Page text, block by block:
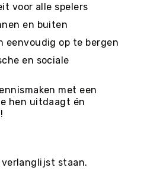
voor alle spelers
en buiten
eenvoudig op te bergen
en sociale
met een
hen uitdaagt én
staan.